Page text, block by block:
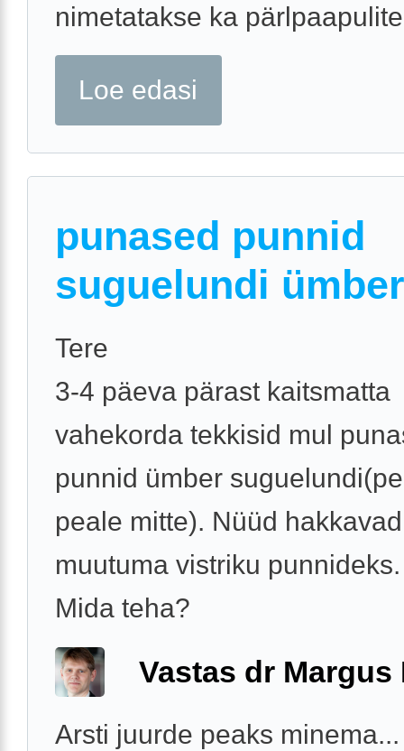
nimetatakse ka
Loe edasi
punased punnid
suguelundi ümber
Tere
3-4 päeva pärast kaitsmatta
vahekorda tekkisid mul
punnid ümber
peale mitte). Nüüd
muutuma vistriku punnideks.
Mida teha?
Vastas dr Margus
Arsti juurde peaks minema...